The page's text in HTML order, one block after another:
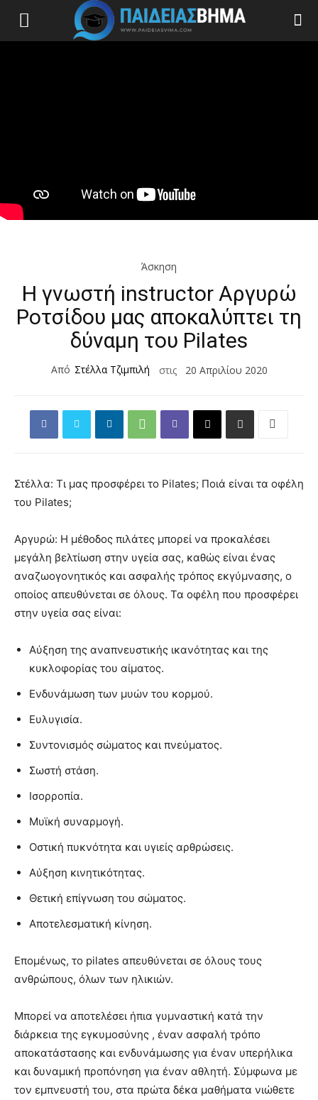
Άσκηση
Η γνωστή instructor Αργυρώ
Ροτσίδου μας αποκαλύπτει τη
δύναμη του Pilates
Από Στέλλα Τζιμπιλή στις 20 Απριλίου 2020
Στέλλα: Τι μας προσφέρει το Pilates; Ποιά είναι τα οφέλη
του Pilates;
Αργυρώ: Η μέθοδος πιλάτες μπορεί να προκαλέσει
μεγάλη βελτίωση στην υγεία σας, καθώς είναι ένας
αναζωογονητικός και ασφαλής τρόπος εκγύμνασης, ο
οποίος απευθύνεται σε όλους. Τα οφέλη που προσφέρει
στην υγεία σας είναι:
Αύξηση της αναπνευστικής ικανότητας και της
κυκλοφορίας του αίματος.
Ενδυνάμωση των μυών του κορμού.
Ευλυγισία.
Συντονισμός σώματος και πνεύματος.
Σωστή στάση.
Ισορροπία.
Μυϊκή συναρμογή.
Οστική πυκνότητα και υγιείς αρθρώσεις.
Αύξηση κινητικότητας.
Θετική επίγνωση του σώματος.
Αποτελεσματική κίνηση.
Επομένως, το pilates απευθύνεται σε όλους τους
ανθρώπους, όλων των ηλικιών.
Μπορεί να αποτελέσει ήπια γυμναστική κατά την
διάρκεια της εγκυμοσύνης , έναν ασφαλή τρόπο
αποκατάστασης και ενδυνάμωσης για έναν υπερήλικα
και δυναμική προπόνηση για έναν αθλητή. Σύμφωνα με
τον εμπνευστή του, στα πρώτα δέκα μαθήματα νιώθετε